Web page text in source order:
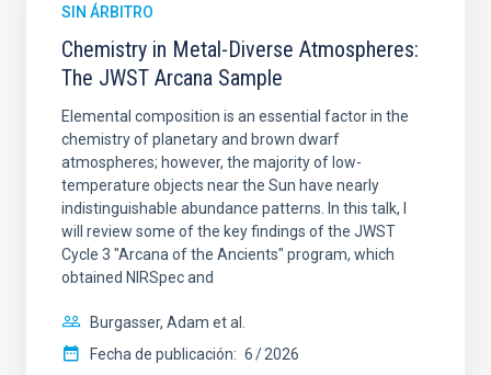
SIN ÁRBITRO
Chemistry in Metal-Diverse Atmospheres:
The JWST Arcana Sample
Elemental composition is an essential factor in the
chemistry of planetary and brown dwarf
atmospheres; however, the majority of low-
temperature objects near the Sun have nearly
indistinguishable abundance patterns. In this talk, I
will review some of the key findings of the JWST
Cycle 3 "Arcana of the Ancients" program, which
obtained NIRSpec and
Burgasser, Adam et al.
Fecha de publicación: 6 2026